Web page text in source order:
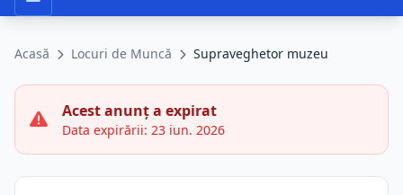
Acasă Locuri de Muncă Supraveghetor muzeu
Acest anunț a expirat
Data expirării: 23 iun. 2026